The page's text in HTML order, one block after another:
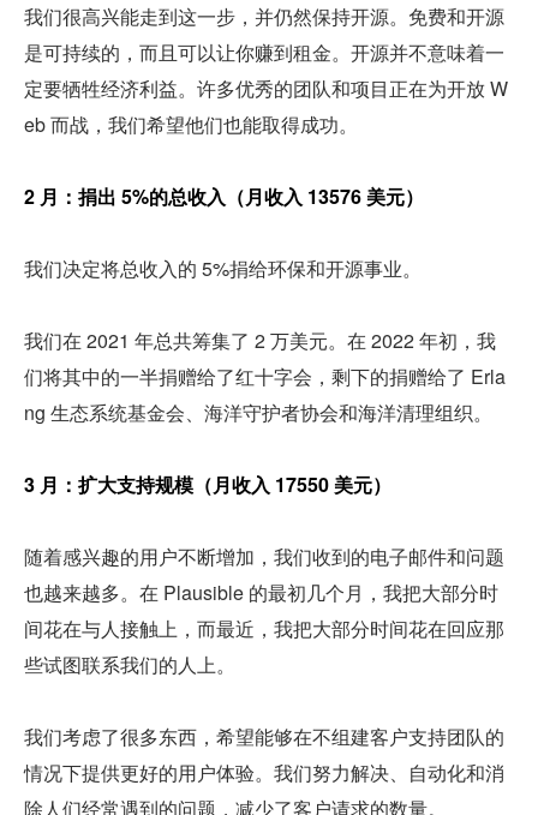
我们很高兴能走到这一步，并仍然保持开源。免费和开源
是可持续的，而且可以让你赚到租金。开源并不意味着一
定要牺牲经济利益。许多优秀的团队和项目正在为开放 W
eb 而战，我们希望他们也能取得成功。
2 月：捐出 5%的总收入（月收入 13576 美元）
我们决定将总收入的 5%捐给环保和开源事业。
我们在 2021 年总共筹集了 2 万美元。在 2022 年初，我
们将其中的一半捐赠给了红十字会，剩下的捐赠给了 Erla
ng 生态系统基金会、海洋守护者协会和海洋清理组织。
3 月：扩大支持规模（月收入 17550 美元）
随着感兴趣的用户不断增加，我们收到的电子邮件和问题
也越来越多。在 Plausible 的最初几个月，我把大部分时
间花在与人接触上，而最近，我把大部分时间花在回应那
些试图联系我们的人上。
我们考虑了很多东西，希望能够在不组建客户支持团队的
情况下提供更好的用户体验。我们努力解决、自动化和消
除人们经常遇到的问题，减少了客户请求的数量。